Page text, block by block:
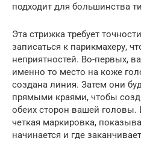
подходит для большинства
Эта стрижка требует
записаться к парикмахеру,
неприятностей. Во-первых,
именно то место на коже
создана линия. Затем они
прямыми краями, чтобы
обеих сторон вашей
четкая маркировка,
начинается и где